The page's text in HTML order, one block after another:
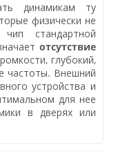
динамикам ту
физически не
стандартной
отсутствие
глубокий,
частоты. Внешний
устройства и
для нее
в дверях или